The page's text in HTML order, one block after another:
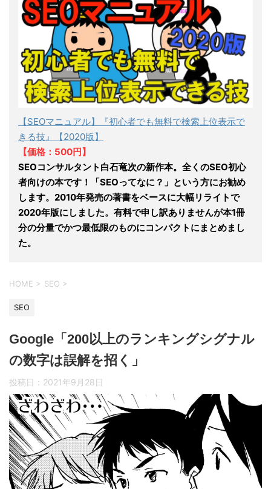
【SEOマニュアル】『初心者でも無料で検索上位表示で
きる技』【2020版】
【価格：500円】
SEOコンサルタント白石竜次の新作本。全くのSEO初心
者向けの本です！「SEOってなに？」という方にお勧め
します。2010年発売の著書をベースに大幅リライトで
2020年版にしました。有料で申し訳ありませんが本1冊
分の分量でかつ最低限のものにコンパクトにまとめまし
た。
HOME > SEO >
SEO
Google「200以上のランキングシグナル
の数字は誤解を招く」
投稿日： 2021年9月28日